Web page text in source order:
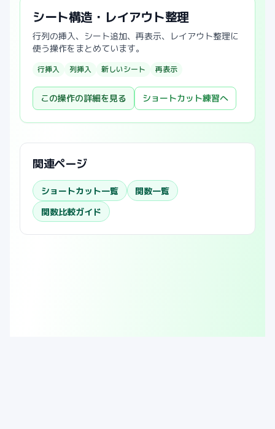
シート構造・レイアウト整理
行列の挿入、シート追加、再表示、レイアウト整理に
使う操作をまとめています。
行挿入 列挿入 新しいシート 再表示
この操作の詳細を見る ショートカット練習へ
関連ページ
ショートカット一覧
関数一覧
関数比較ガイド